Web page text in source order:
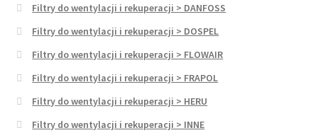
Filtry do wentylacji i rekuperacji > DANFOSS
Filtry do wentylacji i rekuperacji > DOSPEL
Filtry do wentylacji i rekuperacji > FLOWAIR
Filtry do wentylacji i rekuperacji > FRAPOL
Filtry do wentylacji i rekuperacji > HERU
Filtry do wentylacji i rekuperacji > INNE